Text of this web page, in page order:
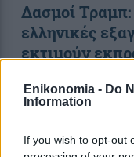
Enikonomia - Do
Information
If you wish to opt-out
Δασμοί Τραμπ:
ελληνικές
εκτιμούν
20:15, 15 Ιουλίου